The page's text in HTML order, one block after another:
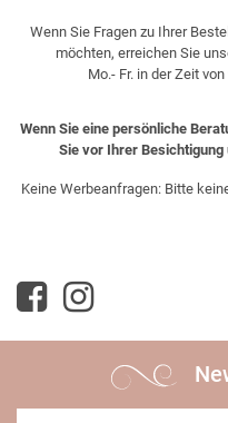
Wenn Sie Fragen zu Ihrer
möchten, erreichen Sie
Mo.- Fr. in der Zeit
Wenn Sie eine persönliche
Sie vor Ihrer
Keine Werbeanfragen: Bitte